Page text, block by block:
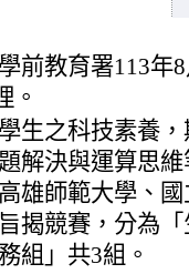
前教育署113年
。
生之科技素養
解決與運算思
雄師範大學、
揭競賽，分為
組」共3組。